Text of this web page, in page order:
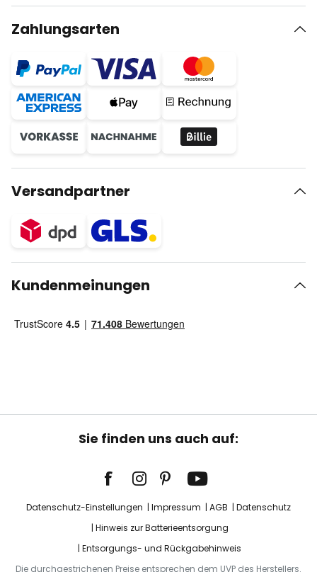
Zahlungsarten
Versandpartner
Kundenmeinungen
Sie finden uns auch auf:
Datenschutz-Einstellungen Impressum AGB
Datenschutz
Hinweis zur Batterieentsorgung
Entsorgungs- und Rückgabehinweis
Die durchgestrichenen Preise entsprechen dem UVP des Herstellers.